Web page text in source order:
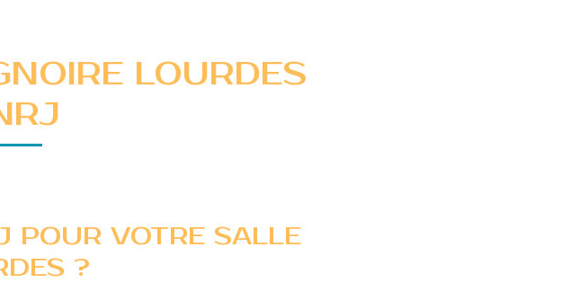
LOURDES
POUR VOTRE SALLE
?